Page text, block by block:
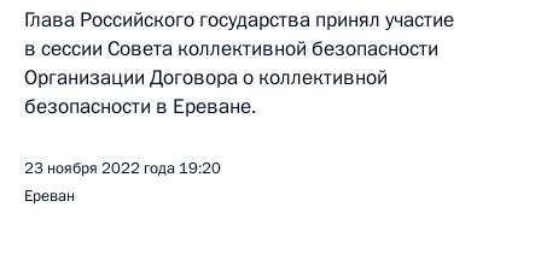
Глава Российского государства принял участие
в сессии Совета коллективной безопасности
Организации Договора о коллективной
безопасности в Ереване.
23 ноября 2022 года 19:20
Ереван